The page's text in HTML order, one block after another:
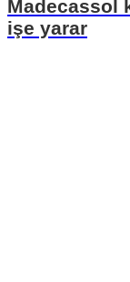
Madecassol
işe yarar